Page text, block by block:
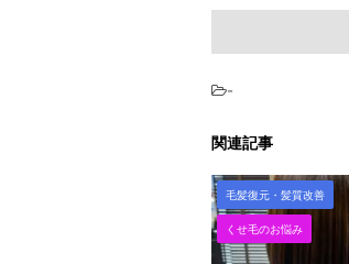
-
関連記事
毛髪復元・髪質改善
くせ毛のお悩み